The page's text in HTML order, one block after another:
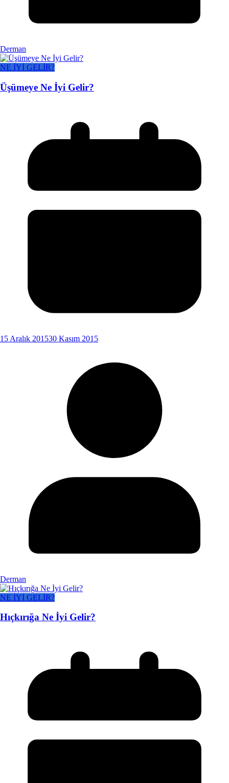
Derman
NE İYİ GELİR?
Üşümeye Ne İyi Gelir?
15 Aralık 201530 Kasım 2015
Derman
NE İYİ GELİR?
Hıçkırığa Ne İyi Gelir?